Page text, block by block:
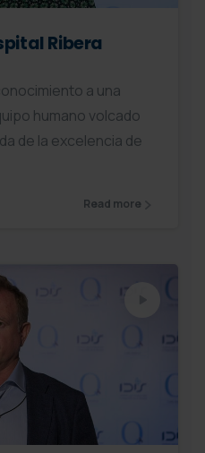
Ribera
a una
humano volcado
de la excelencia de
Read more